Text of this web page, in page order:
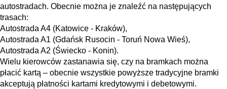
autostradach. Obecnie można je znaleźć na następujących
trasach:
Autostrada A4 (Katowice - Kraków),
Autostrada A1 (Gdańsk Rusocin - Toruń Nowa Wieś),
Autostrada A2 (Świecko - Konin).
Wielu kierowców zastanawia się, czy na bramkach można
płacić kartą – obecnie wszystkie powyższe tradycyjne bramki
akceptują płatności kartami kredytowymi i debetowymi.